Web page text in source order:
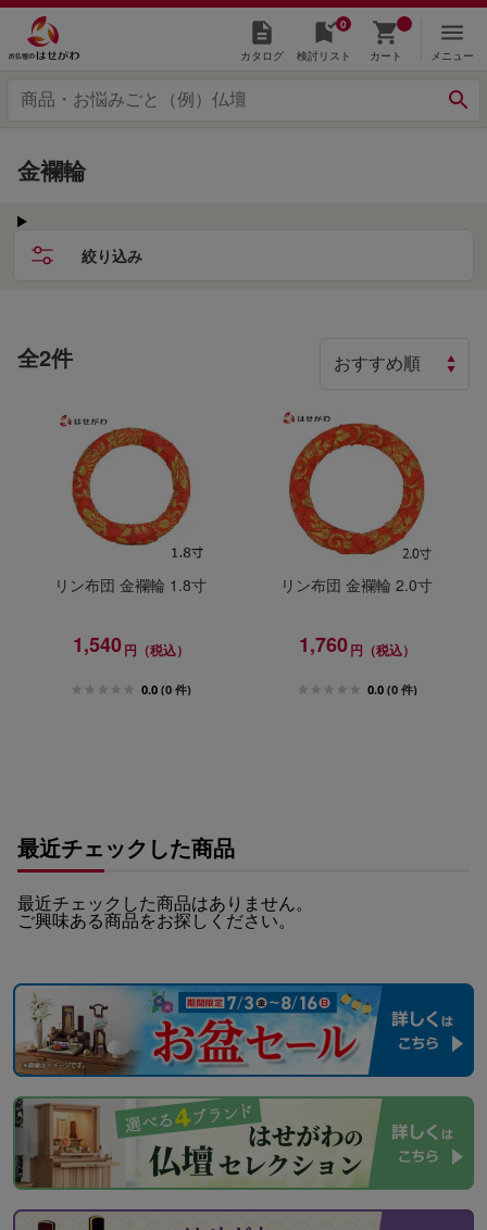
カタログ
0
検討リスト カート メニュー
金襴輪
全2件
絞り込み
リン布団 金襴輪 1.8寸
1,540円（税込）
0.0 (0 件)
リン布団 金襴輪 2.0寸
1,760円（税込）
0.0 (0 件)
最近チェックした商品
最近チェックした商品はありません。
ご興味ある商品をお探しください。